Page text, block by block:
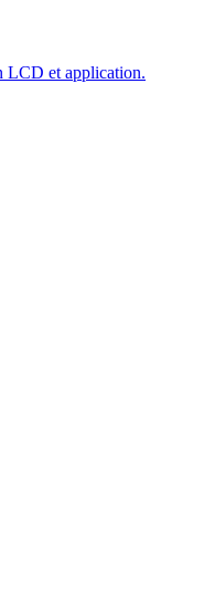
LCD et application.